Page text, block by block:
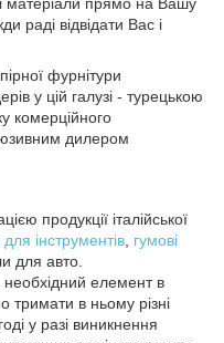
раді відвідати Вас і
фурнітури
у цій галузі - турецькою
комерційного
дилером
продукції італійської
інструментів гумові
для авто.
елемент в
тримати в ньому різні
у разі виникнення